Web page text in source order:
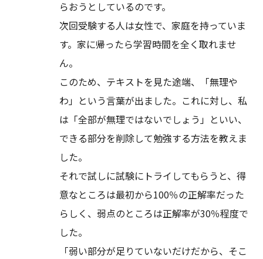
らおうとしているのです。
次回受験する人は女性で、家庭を持っていま
す。家に帰ったら学習時間を全く取れませ
ん。
このため、テキストを見た途端、「無理や
わ」という言葉が出ました。これに対し、私
は「全部が無理ではないでしょう」といい、
できる部分を削除して勉強する方法を教えま
した。
それで試しに試験にトライしてもらうと、得
意なところは最初から100％の正解率だった
らしく、弱点のところは正解率が30％程度で
した。
「弱い部分が足りていないだけだから、そこ